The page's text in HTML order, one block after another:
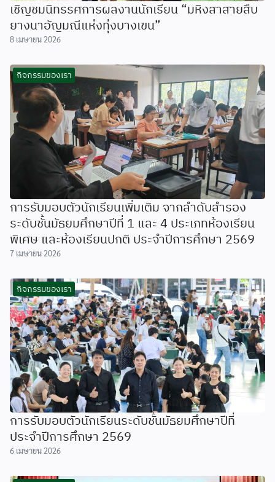
เชิญชมนิทรรศการผลงานนักเรียน “มหิงสาสายสืบ
ยางนาอัญมณีแห่งทุ่งบางเขน”
8 เมษายน 2026
กิจกรรมของเรา
การรับมอบตัวนักเรียนเพิ่มเติม จากลำดับสำรอง
ระดับชั้นมัธยมศึกษาปีที่ 1 และ 4 ประเภทห้องเรียน
พิเศษ และห้องเรียนปกติ ประจำปีการศึกษา 2569
7 เมษายน 2026
กิจกรรมของเรา
การรับมอบตัวนักเรียนระดับชั้นมัธยมศึกษาปีที่
ประจำปีการศึกษา 2569
6 เมษายน 2026